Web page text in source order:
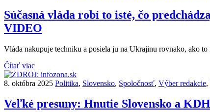
Súčasná vláda robí to isté, čo
VIDEO
Vláda nakupuje techniku a posiela ju na Ukrajinu rovnako, ako
Čítať viac
8. októbra 2025 Politika, Slovensko, Spoločnosť, Výber redakcie,
Veľké presuny: Hnutie Slovensko a